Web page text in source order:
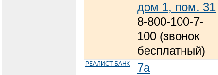
дом 1, пом. 31
8-800-100-7-
100 (звонок
бесплатный)
РЕАЛИСТ БАНК
7а